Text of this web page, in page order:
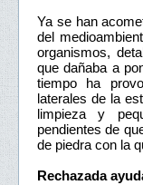
Ya se han
del
organismos,
que dañaba a
tiempo ha
laterales de la
limpieza y
pendientes de
de piedra con la
Rechazada